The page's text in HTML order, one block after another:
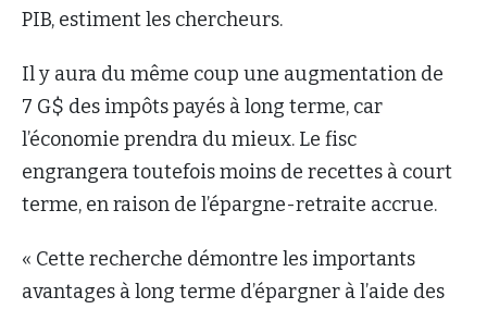
PIB, estiment les chercheurs.
Il y aura du même coup une augmentation de
7 G$ des impôts payés à long terme, car
l’économie prendra du mieux. Le fisc
engrangera toutefois moins de recettes à court
terme, en raison de l’épargne-retraite accrue.
« Cette recherche démontre les importants
avantages à long terme d’épargner à l’aide des